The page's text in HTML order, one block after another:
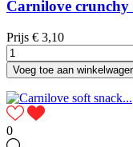
Carnilove
Prijs € 3,10
Voeg toe aan
0